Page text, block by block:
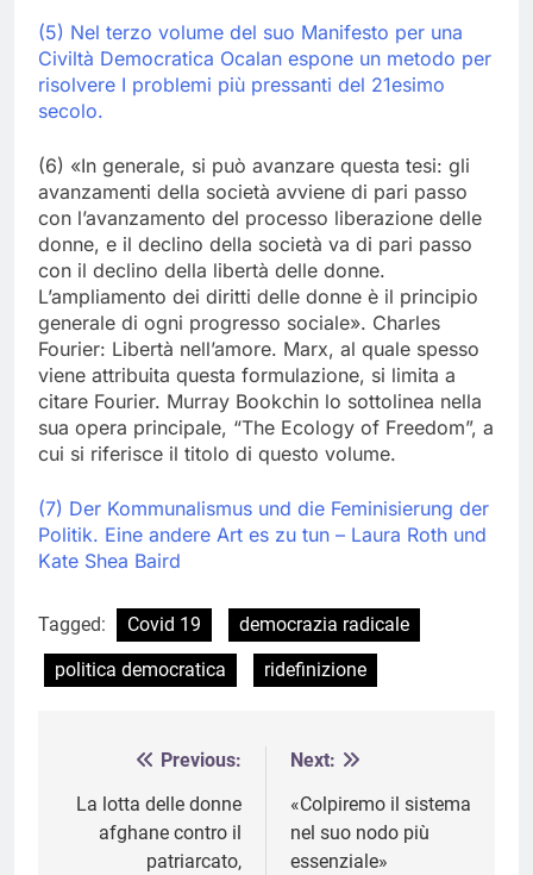
(5) Nel terzo volume del suo Manifesto per una
Civiltà Democratica Ocalan espone un metodo per
risolvere I problemi più pressanti del 21esimo
secolo.
(6) «In generale, si può avanzare questa tesi: gli
avanzamenti della società avviene di pari passo
con l’avanzamento del processo liberazione delle
donne, e il declino della società va di pari passo
con il declino della libertà delle donne.
L’ampliamento dei diritti delle donne è il principio
generale di ogni progresso sociale». Charles
Fourier: Libertà nell’amore. Marx, al quale spesso
viene attribuita questa formulazione, si limita a
citare Fourier. Murray Bookchin lo sottolinea nella
sua opera principale, “The Ecology of Freedom”, a
cui si riferisce il titolo di questo volume.
(7) Der Kommunalismus und die Feminisierung der
Politik. Eine andere Art es zu tun – Laura Roth und
Kate Shea Baird
Tagged: Covid 19
democrazia radicale
politica democratica
ridefinizione
Navigazione
articoli
Previous:
La lotta delle donne
afghane contro il
patriarcato,
Next:
«Colpiremo il sistema
nel suo nodo più
essenziale»